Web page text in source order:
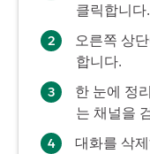
클릭합니다.
오른쪽 상
합니다.
한 눈에 정
는 채널을
대화를 삭